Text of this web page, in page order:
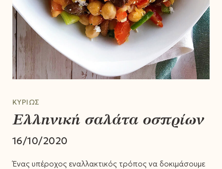
ΚΥΡΊΩΣ
Ελληνική σαλάτα οσπρίων
16/10/2020
Ένας υπέροχος εναλλακτικός τρόπος να δοκιμάσουμε